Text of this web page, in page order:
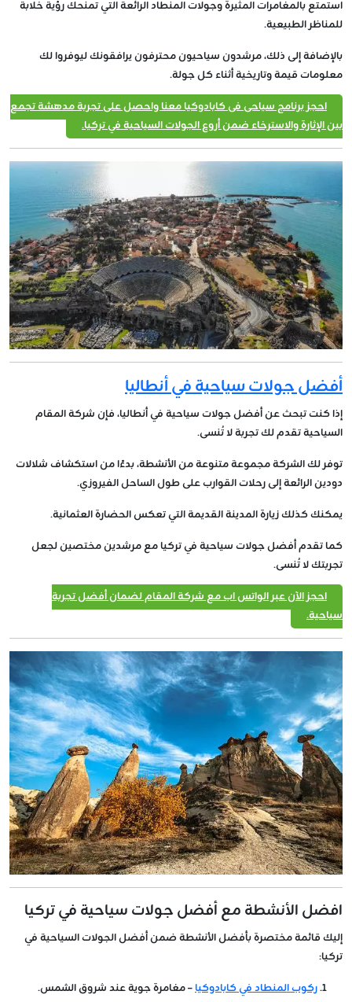
استمتع بالمغامرات المثيرة وجولات المنطاد الرائعة التي تمنحك رؤية خلابة
للمناظر الطبيعية.
بالإضافة إلى ذلك، مرشدون سياحيون محترفون يرافقونك ليوفروا لك
معلومات قيمة وتاريخية أثناء كل جولة.
احجز برنامج سياحي في كابادوكيا معنا واحصل على تجربة مدهشة تجمع
بين الإثارة والاسترخاء ضمن أروع الجولات السياحية في تركيا.
أفضل جولات سياحية في أنطاليا
إذا كنت تبحث عن أفضل جولات سياحية في أنطاليا، فإن شركة المقام
السياحية تقدم لك تجربة لا تُنسى.
توفر لك الشركة مجموعة متنوعة من الأنشطة، بدءًا من استكشاف شلالات
دودين الرائعة إلى رحلات القوارب على طول الساحل الفيروزي.
يمكنك كذلك زيارة المدينة القديمة التي تعكس الحضارة العثمانية.
كما تقدم أفضل جولات سياحية في تركيا مع مرشدين مختصين لجعل
تجربتك لا تُنسى.
احجز الآن عبر الواتس اب مع شركة المقام لضمان أفضل تجربة
سياحية.
افضل الأنشطة مع أفضل جولات سياحية في تركيا
إليك قائمة مختصرة بأفضل الأنشطة ضمنأفضل الجولات السياحية في
تركيا:
ركوب المنطاد في كابادوكيا– مغامرة جوية عند شروق الشمس.